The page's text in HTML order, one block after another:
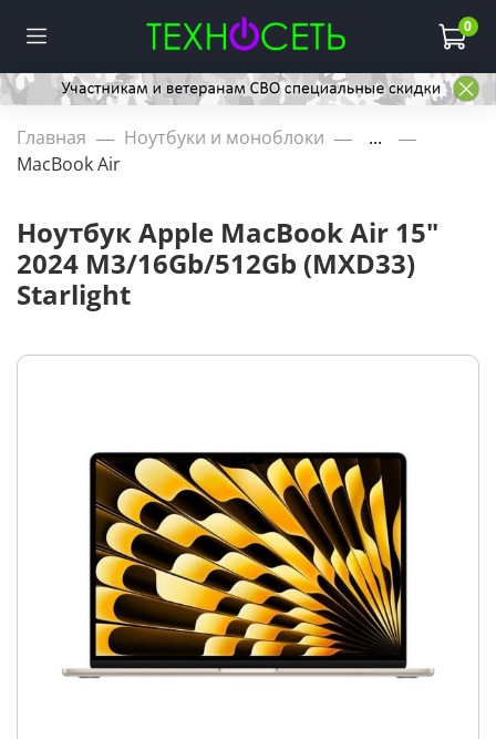
0
Главная Ноутбуки и моноблоки
...
MacBook Air
Ноутбук Apple MacBook Air 15"
2024 M3/16Gb/512Gb (MXD33)
Starlight